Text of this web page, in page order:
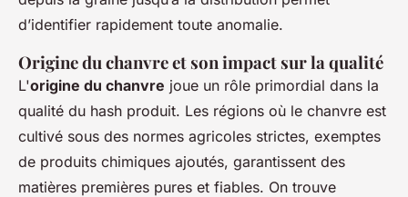
d’identifier rapidement toute anomalie.
Origine du chanvre et son impact sur la qualité
L'origine du chanvre joue un rôle primordial dans la
qualité du hash produit. Les régions où le chanvre est
cultivé sous des normes agricoles strictes, exemptes
de produits chimiques ajoutés, garantissent des
matières premières pures et fiables. On trouve